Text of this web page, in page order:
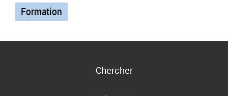
Formation
Chercher